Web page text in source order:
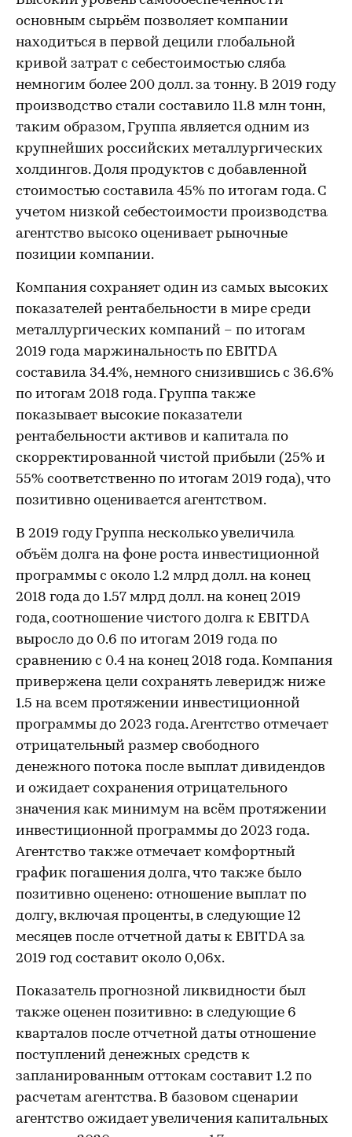
основным сырьём позволяет компании
находиться в первой децили глобальной
кривой затрат с себестоимостью сляба
немногим более 200 долл. за тонну. В 2019 году
производство стали составило 11.8 млн тонн,
таким образом, Группа является одним из
крупнейших российских металлургических
холдингов. Доля продуктов с добавленной
стоимостью составила 45% по итогам года. С
учетом низкой себестоимости производства
агентство высоко оценивает рыночные
позиции компании.
Компания сохраняет один из самых высоких
показателей рентабельности в мире среди
металлургических компаний – по итогам
2019 года маржинальность по EBITDA
составила 34.4%, немного снизившись с 36.6%
по итогам 2018 года. Группа также
показывает высокие показатели
рентабельности активов и капитала по
скорректированной чистой прибыли (25% и
55% соответственно по итогам 2019 года), что
позитивно оценивается агентством.
В 2019 году Группа несколько увеличила
объём долга на фоне роста инвестиционной
программы с около 1.2 млрд долл. на конец
2018 года до 1.57 млрд долл. на конец 2019
года, соотношение чистого долга к EBITDA
выросло до 0.6 по итогам 2019 года по
сравнению с 0.4 на конец 2018 года. Компания
привержена цели сохранять леверидж ниже
1.5 на всем протяжении инвестиционной
программы до 2023 года. Агентство отмечает
отрицательный размер свободного
денежного потока после выплат дивидендов
и ожидает сохранения отрицательного
значения как минимум на всём протяжении
инвестиционной программы до 2023 года.
Агентство также отмечает комфортный
график погашения долга, что также было
позитивно оценено: отношение выплат по
долгу, включая проценты, в следующие 12
месяцев после отчетной даты к EBITDA за
2019 год составит около 0,06х.
Показатель прогнозной ликвидности был
также оценен позитивно: в следующие 6
кварталов после отчетной даты отношение
поступлений денежных средств к
запланированным оттокам составит 1.2 по
расчетам агентства. В базовом сценарии
агентство ожидает увеличения капитальных